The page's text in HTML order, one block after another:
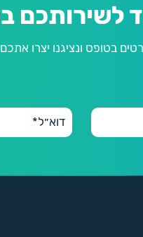
לשירותכם
בטופס ונציגנו יצרו